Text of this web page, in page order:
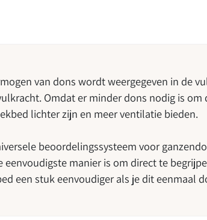
van dons wordt weergegeven in de
Omdat er minder dons nodig is
lichter zijn en meer ventilatie bieden.
beoordelingssysteem voor
eenvoudigste manier is om direct te
een stuk eenvoudiger als je dit eenmaal